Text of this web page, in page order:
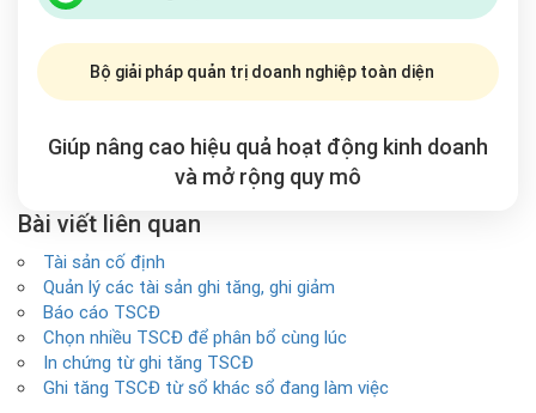
Bộ giải pháp quản trị doanh nghiệp toàn diện
Giúp nâng cao hiệu quả hoạt động kinh doanh
và mở rộng quy mô
Bài viết liên quan
Tài sản cố định
Quản lý các tài sản ghi tăng, ghi giảm
Báo cáo TSCĐ
Chọn nhiều TSCĐ để phân bổ cùng lúc
In chứng từ ghi tăng TSCĐ
Ghi tăng TSCĐ từ sổ khác sổ đang làm việc